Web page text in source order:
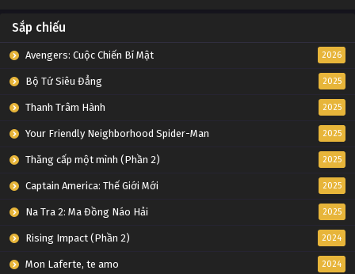
Sắp chiếu
Avengers: Cuộc Chiến Bí Mật 2026
Bộ Tứ Siêu Đẳng 2025
Thanh Trâm Hành 2025
Your Friendly Neighborhood Spider-Man 2025
Thăng cấp một mình (Phần 2) 2025
Captain America: Thế Giới Mới 2025
Na Tra 2: Ma Đồng Náo Hải 2025
Rising Impact (Phần 2) 2024
Mon Laferte, te amo 2024